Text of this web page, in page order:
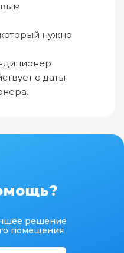
нужно
с даты
решение
помещения